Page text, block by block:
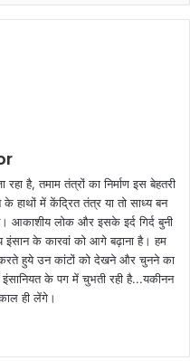
है, तमाम तंत्रों का निर्माण इस बेहतरी
हाथों में केंद्रित तंत्र या तो साध्य बन
आकाशीय लोक और इसके इर्द गिर्द बुनी
के कारवां को आगे बढ़ाना है। हम
करते हुये उन कांटों को देखने और चुनने का
के पग में चुभती रही है...यकीनन
ही लेंगे।